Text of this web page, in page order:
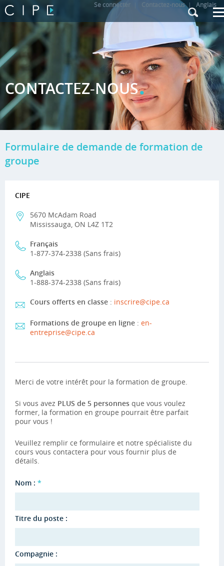
Se connecter Contactez-nous| Anglais
CONTACTEZ-NOUS.
Formulaire de demande de formation de
groupe
CIPE
5670 McAdam Road
Mississauga, ON L4Z 1T2
Français
1-877-374-2338 (Sans frais)
Anglais
1-888-374-2338 (Sans frais)
Cours offerts en classe : inscrire@cipe.ca
Formations de groupe en ligne : en-
entreprise@cipe.ca
Merci de votre intérêt pour la formation de groupe.
Si vous avez PLUS de 5 personnes que vous voulez
former, la formation en groupe pourrait être parfait
pour vous !
Veuillez remplir ce formulaire et notre spécialiste du
cours vous contactera pour vous fournir plus de
détails.
Nom : *
Titre du poste :
Compagnie :